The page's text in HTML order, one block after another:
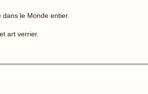
le Monde entier.
art verrier.